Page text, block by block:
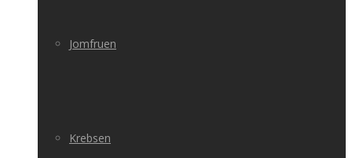
Jomfruen
Krebsen